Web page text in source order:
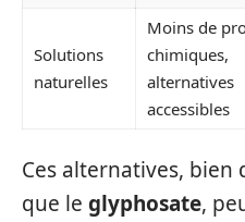
Solutions
naturelles
Moins de
chimiques,
alternatives
accessibles
Ces alternatives, bien
que le glyphosate,